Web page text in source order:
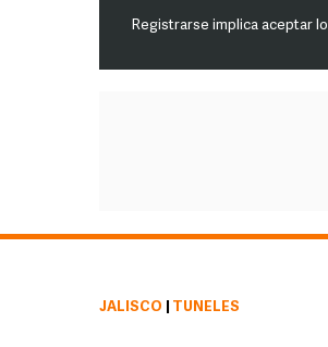
Registrarse implica aceptar
JALISCO TÚNELES